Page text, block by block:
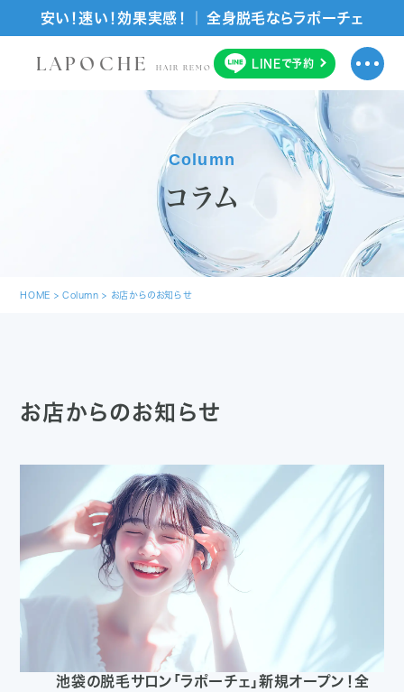
安い！速い！効果実感！ ｜ 全身脱毛ならラポーチェ
LAPOCHE HAIR REMOVAL SALONLINEで予約
Column
コラム
HOME > Column > お店からのお知らせ
お店からのお知らせ
池袋の脱毛サロン「ラポーチェ」新規オープン！全